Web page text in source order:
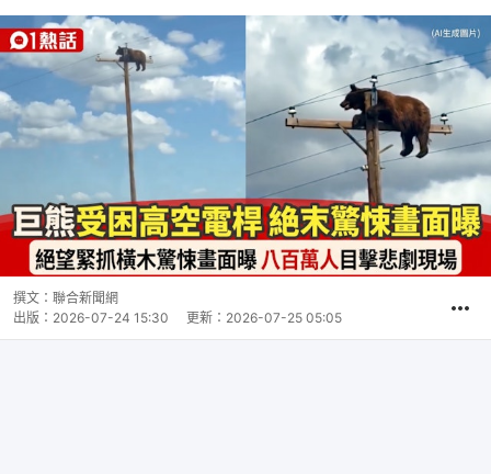
撰文： 聯合新聞網
出版： 2026-07-24 15:30 更新： 2026-07-25 05:05